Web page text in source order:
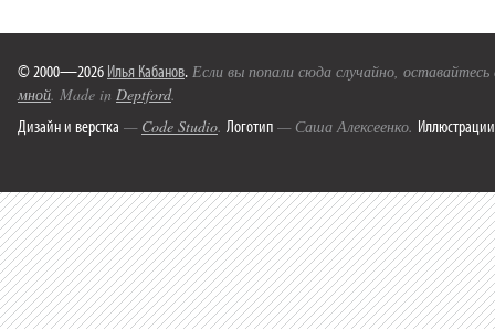
© 2000—2026 Илья Кабанов. Если вы попали сюда случайно,
мной. Made in Deptford.
Дизайн и верстка — Code Studio. Логотип — Саша Алексеенко. Иллюстрации